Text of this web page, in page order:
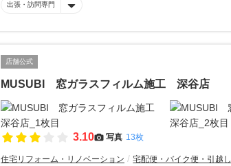
出張・訪問専門
店舗公式
MUSUBI 窓ガラスフィルム施工 深谷店
3.10 写真 13枚
住宅リフォーム・リノベーション 宅配便・バイク便・引越し